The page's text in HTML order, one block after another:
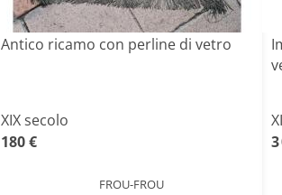
Antico ricamo con perline di vetro
XIX secolo
180 €
FROU-FROU